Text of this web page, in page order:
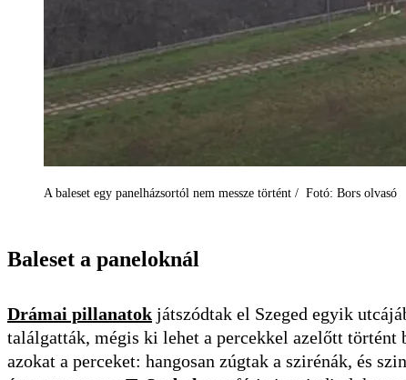
A baleset egy panelházsortól nem messze történt / Fotó: Bors olvasó
Baleset a paneloknál
Drámai pillanatok játszódtak el Szeged egyik
találgatták, mégis ki lehet a percekkel azelőtt történt
azokat a perceket: hangosan zúgtak a szirénák, és